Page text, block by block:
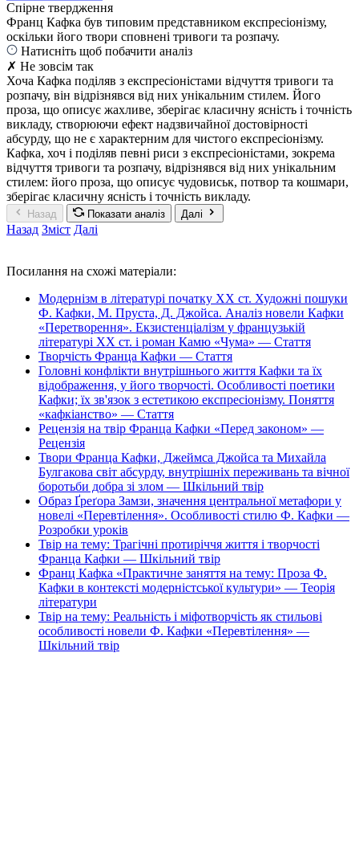
Спірне твердження
Франц Кафка був типовим представником експресіонізму,
оскільки його твори сповнені тривоги та розпачу.
Натисніть щоб побачити аналіз
✗ Не зовсім так
Хоча Кафка поділяв з експресіоністами відчуття тривоги та
розпачу, він відрізнявся від них унікальним стилем. Його
проза, що описує жахливе, зберігає класичну ясність і точність
викладу, створюючи ефект надзвичайної достовірності
абсурду, що не є характерним для чистого експресіонізму.
Кафка, хоч і поділяв певні риси з експресіоністами, зокрема
відчуття тривоги та розпачу, відрізнявся від них унікальним
стилем: його проза, що описує чудовиськ, потвор та кошмари,
зберігає класичну ясність і точність викладу.
Назад Показати аналіз Далі
Назад Зміст Далі
Посилання на схожі матеріали:
Модернізм в літературі початку ХХ ст. Художні пошуки
Ф. Кафки, М. Пруста, Д. Джойса. Аналіз новели Кафки
«Перетворення». Екзистенціалізм у французькій
літературі ХХ ст. і роман Камю «Чума» — Стаття
Творчість Франца Кафки — Стаття
Головні конфлікти внутрішнього життя Кафки та їх
відображення, у його творчості. Особливості поетики
Кафки; їх зв'язок з естетикою експресіонізму. Поняття
«кафкіанство» — Стаття
Рецензія на твір Франца Кафки «Перед законом» —
Рецензія
Твори Франца Кафки, Джеймса Джойса та Михайла
Булгакова світ абсурду, внутрішніх переживань та вічної
боротьби добра зі злом — Шкільний твір
Образ Ґреґора Замзи, значення центральної метафори у
новелі «Перевтілення». Особливості стилю Ф. Кафки —
Розробки уроків
Твір на тему: Трагічні протиріччя життя і творчості
Франца Кафки — Шкільний твір
Франц Кафка «Практичне заняття на тему: Проза Ф.
Кафки в контексті модерністської культури» — Теорія
літератури
Твір на тему: Реальність і міфотворчість як стильові
особливості новели Ф. Кафки «Перевтілення» —
Шкільний твір